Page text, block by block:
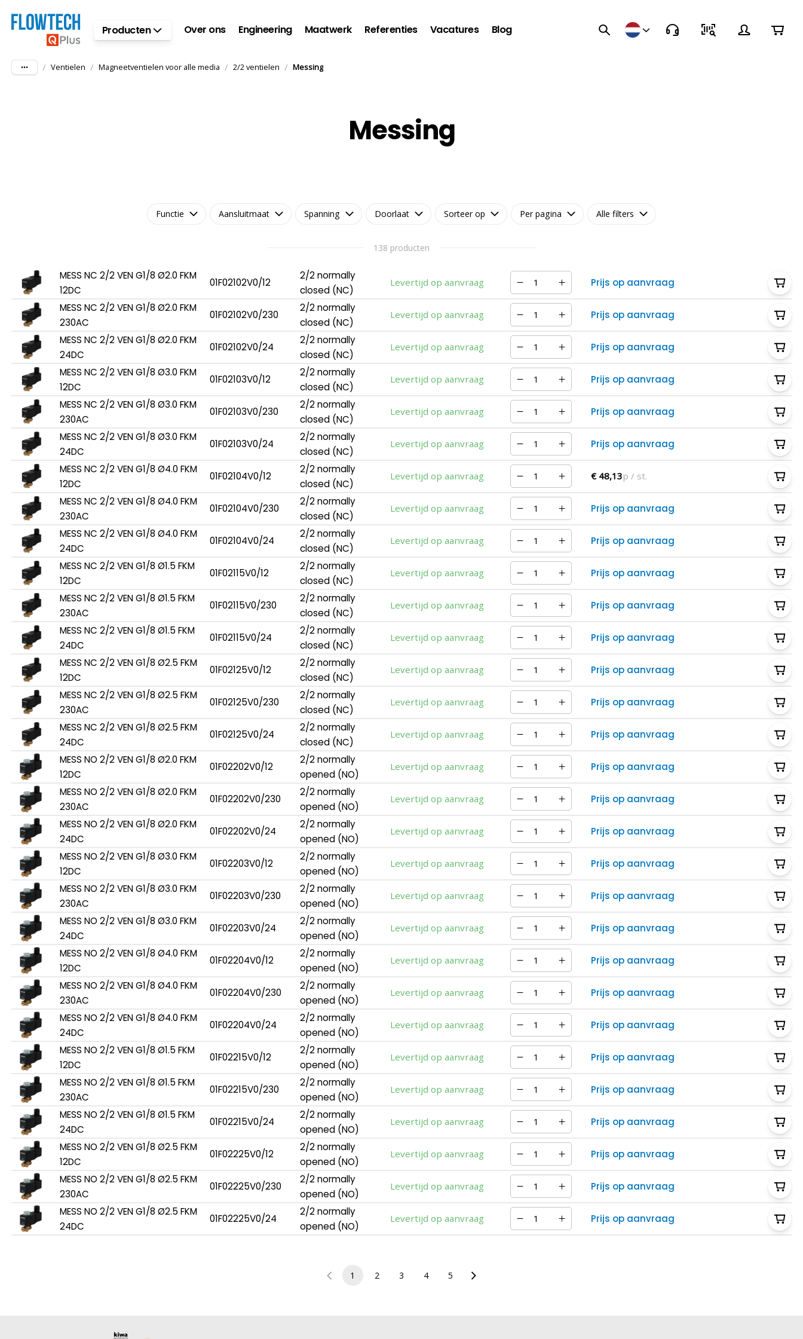
Ga naar hoofdinhoudProducten Over ons Engineering Maatwerk Referenties Vacatures Blog
/ Ventielen / Magneetventielen voor alle media / 2/2 ventielen / Messing
Messing
Functie Aansluitmaat Spanning Doorlaat Sorteer op Per pagina Alle filters
138 producten
MESS NC 2/2 VEN G1/8 Ø2.0 FKM
12DC
01F02102V0/12
2/2 normally
closed (NC)
Levertijd op aanvraag
Prijs op aanvraag
MESS NC 2/2 VEN G1/8 Ø2.0 FKM
230AC
01F02102V0/230
2/2 normally
closed (NC)
Levertijd op aanvraag
Prijs op aanvraag
MESS NC 2/2 VEN G1/8 Ø2.0 FKM
24DC
01F02102V0/24
2/2 normally
closed (NC)
Levertijd op aanvraag
Prijs op aanvraag
MESS NC 2/2 VEN G1/8 Ø3.0 FKM
12DC
01F02103V0/12
2/2 normally
closed (NC)
Levertijd op aanvraag
Prijs op aanvraag
MESS NC 2/2 VEN G1/8 Ø3.0 FKM
230AC
01F02103V0/230
2/2 normally
closed (NC)
Levertijd op aanvraag
Prijs op aanvraag
MESS NC 2/2 VEN G1/8 Ø3.0 FKM
24DC
01F02103V0/24
2/2 normally
closed (NC)
Levertijd op aanvraag
Prijs op aanvraag
MESS NC 2/2 VEN G1/8 Ø4.0 FKM
12DC
01F02104V0/12
2/2 normally
closed (NC)
Levertijd op aanvraag € 48,13p / st.
MESS NC 2/2 VEN G1/8 Ø4.0 FKM
230AC
01F02104V0/230
2/2 normally
closed (NC)
Levertijd op aanvraag
Prijs op aanvraag
MESS NC 2/2 VEN G1/8 Ø4.0 FKM
24DC
01F02104V0/24
2/2 normally
closed (NC)
Levertijd op aanvraag
Prijs op aanvraag
MESS NC 2/2 VEN G1/8 Ø1.5 FKM
12DC
01F02115V0/12
2/2 normally
closed (NC)
Levertijd op aanvraag
Prijs op aanvraag
MESS NC 2/2 VEN G1/8 Ø1.5 FKM
230AC
01F02115V0/230
2/2 normally
closed (NC)
Levertijd op aanvraag
Prijs op aanvraag
MESS NC 2/2 VEN G1/8 Ø1.5 FKM
24DC
01F02115V0/24
2/2 normally
closed (NC)
Levertijd op aanvraag
Prijs op aanvraag
MESS NC 2/2 VEN G1/8 Ø2.5 FKM
12DC
01F02125V0/12
2/2 normally
closed (NC)
Levertijd op aanvraag
Prijs op aanvraag
MESS NC 2/2 VEN G1/8 Ø2.5 FKM
230AC
01F02125V0/230
2/2 normally
closed (NC)
Levertijd op aanvraag
Prijs op aanvraag
MESS NC 2/2 VEN G1/8 Ø2.5 FKM
24DC
01F02125V0/24
2/2 normally
closed (NC)
Levertijd op aanvraag
Prijs op aanvraag
MESS NO 2/2 VEN G1/8 Ø2.0 FKM
12DC
01F02202V0/12
2/2 normally
opened (NO)
Levertijd op aanvraag
Prijs op aanvraag
MESS NO 2/2 VEN G1/8 Ø2.0 FKM
230AC
01F02202V0/230
2/2 normally
opened (NO)
Levertijd op aanvraag
Prijs op aanvraag
MESS NO 2/2 VEN G1/8 Ø2.0 FKM
24DC
01F02202V0/24
2/2 normally
opened (NO)
Levertijd op aanvraag
Prijs op aanvraag
MESS NO 2/2 VEN G1/8 Ø3.0 FKM
12DC
01F02203V0/12
2/2 normally
opened (NO)
Levertijd op aanvraag
Prijs op aanvraag
MESS NO 2/2 VEN G1/8 Ø3.0 FKM
230AC
01F02203V0/230
2/2 normally
opened (NO)
Levertijd op aanvraag
Prijs op aanvraag
MESS NO 2/2 VEN G1/8 Ø3.0 FKM
24DC
01F02203V0/24
2/2 normally
opened (NO)
Levertijd op aanvraag
Prijs op aanvraag
MESS NO 2/2 VEN G1/8 Ø4.0 FKM
12DC
01F02204V0/12
2/2 normally
opened (NO)
Levertijd op aanvraag
Prijs op aanvraag
MESS NO 2/2 VEN G1/8 Ø4.0 FKM
230AC
01F02204V0/230
2/2 normally
opened (NO)
Levertijd op aanvraag
Prijs op aanvraag
MESS NO 2/2 VEN G1/8 Ø4.0 FKM
24DC
01F02204V0/24
2/2 normally
opened (NO)
Levertijd op aanvraag
Prijs op aanvraag
MESS NO 2/2 VEN G1/8 Ø1.5 FKM
12DC
01F02215V0/12
2/2 normally
opened (NO)
Levertijd op aanvraag
Prijs op aanvraag
MESS NO 2/2 VEN G1/8 Ø1.5 FKM
230AC
01F02215V0/230
2/2 normally
opened (NO)
Levertijd op aanvraag
Prijs op aanvraag
MESS NO 2/2 VEN G1/8 Ø1.5 FKM
24DC
01F02215V0/24
2/2 normally
opened (NO)
Levertijd op aanvraag
Prijs op aanvraag
MESS NO 2/2 VEN G1/8 Ø2.5 FKM
12DC
01F02225V0/12
2/2 normally
opened (NO)
Levertijd op aanvraag
Prijs op aanvraag
MESS NO 2/2 VEN G1/8 Ø2.5 FKM
230AC
01F02225V0/230
2/2 normally
opened (NO)
Levertijd op aanvraag
Prijs op aanvraag
MESS NO 2/2 VEN G1/8 Ø2.5 FKM
24DC
01F02225V0/24
2/2 normally
opened (NO)
Levertijd op aanvraag Prijs op aanvraag
1 2 3 4 5